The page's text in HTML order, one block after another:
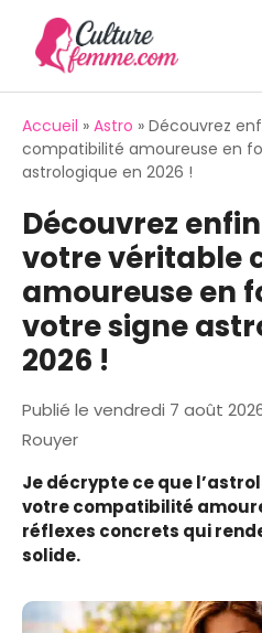
contenu
Accueil » Astro » Découvrez
compatibilité amoureuse en
astrologique en 2026 !
Découvrez
votre véritable
amoureuse en
votre signe
2026 !
Publié le vendredi 7 août
Rouyer
Je décrypte ce que
votre compatibilité
réflexes concrets qui
solide.